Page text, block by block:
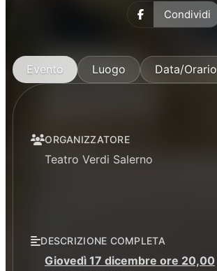
Condividi
Evento Luogo Data/Orario
ORGANIZZATORE
Teatro Verdi Salerno
DESCRIZIONE COMPLETA
Giovedì 17 dicembre ore 20,00